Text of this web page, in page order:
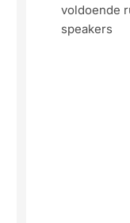
voldoende
speakers